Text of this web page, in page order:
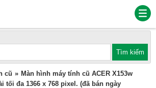
cũ
Màn hình máy tính cũ ACER X153w
tối đa 1366 x 768 pixel. (đã bán ngày